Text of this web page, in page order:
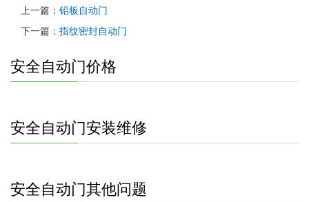
上一篇： 铅板自动门
下一篇： 指纹密封自动门
安全自动门价格
安全自动门安装维修
安全自动门其他问题